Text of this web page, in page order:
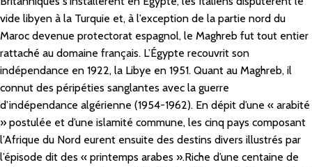
vide libyen à la Turquie et, à l’exception de la partie nord du
Maroc devenue protectorat espagnol, le Maghreb fut tout entier
rattaché au domaine français. L’Égypte recouvrit son
indépendance en 1922, la Libye en 1951. Quant au Maghreb, il
connut des péripéties sanglantes avec la guerre
d’indépendance algérienne (1954-1962). En dépit d’une « arabité
» postulée et d’une islamité commune, les cinq pays composant
l’Afrique du Nord eurent ensuite des destins divers illustrés par
l’épisode dit des « printemps arabes ».Riche d’une centaine de